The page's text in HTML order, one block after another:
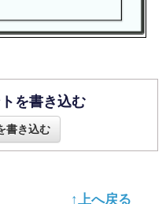
を書き込む
書き込む
↑上へ戻る